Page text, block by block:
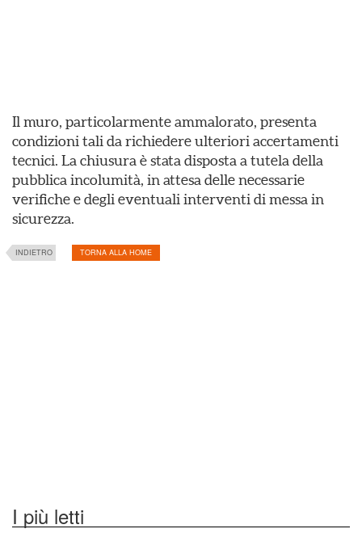
Il muro, particolarmente ammalorato, presenta
condizioni tali da richiedere ulteriori accertamenti
tecnici. La chiusura è stata disposta a tutela della
pubblica incolumità, in attesa delle necessarie
verifiche e degli eventuali interventi di messa in
sicurezza.
INDIETRO TORNA ALLA HOME
I più letti